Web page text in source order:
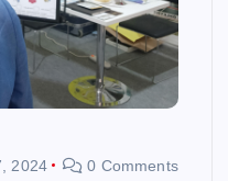
2024 0 Comments